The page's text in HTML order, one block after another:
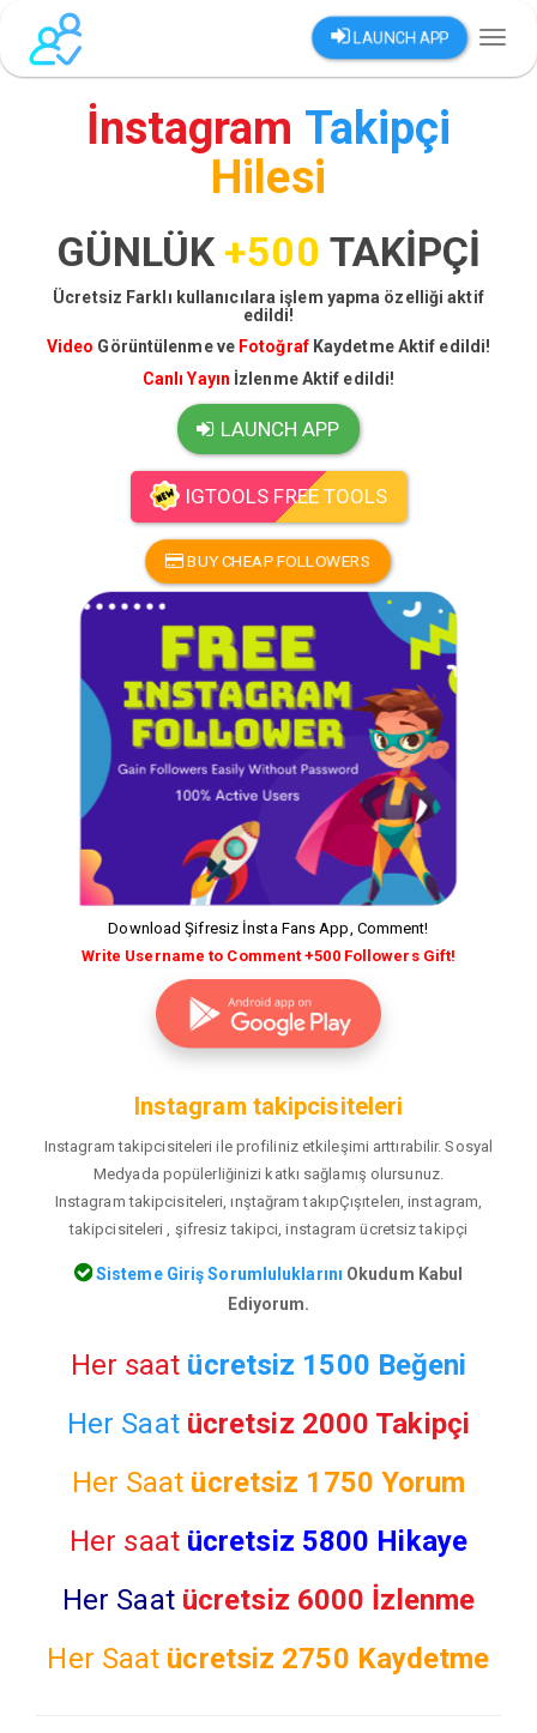
LAUNCH APP
İnstagram Takipçi
Hilesi
GÜNLÜK +500 TAKİPÇİ
Ücretsiz Farklı kullanıcılara işlem yapma özelliği aktif
edildi!
Video Görüntülenme ve Fotoğraf Kaydetme Aktif edildi!
Canlı Yayın İzlenme Aktif edildi!
LAUNCH APP
IGTOOLS FREE TOOLS
BUY CHEAP FOLLOWERS
Download Şifresiz İnsta Fans App, Comment!
Write Username to Comment +500 Followers Gift!
Instagram takipcisiteleri
Instagram takipcisiteleri ile profiliniz etkileşimi arttırabilir. Sosyal
Medyada popülerliğinizi katkı sağlamış olursunuz.
Instagram takipcisiteleri, ınştağram takıpÇışıtelerı, instagram,
takipcisiteleri , şifresiz takipci, instagram ücretsiz takipçi
Sisteme Giriş Sorumluluklarını Okudum Kabul
Ediyorum.
Her saat ücretsiz 1500 Beğeni
Her Saat ücretsiz 2000 Takipçi
Her Saat ücretsiz 1750 Yorum
Her saat ücretsiz 5800 Hikaye
Her Saat ücretsiz 6000 İzlenme
Her Saat ücretsiz 2750 Kaydetme